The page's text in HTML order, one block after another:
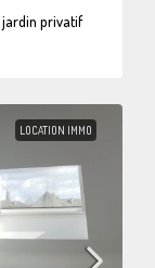
jardin privatif
LOCATION IMMO